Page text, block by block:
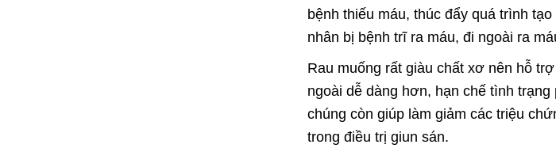
bệnh thiếu máu, thúc đẩy quá trình
nhân bị bệnh trĩ ra máu, đi ngoài ra
Rau muống rất giàu chất xơ nên hỗ
ngoài dễ dàng hơn, hạn chế tình
chúng còn giúp làm giảm các triệu
trong điều trị giun sán.